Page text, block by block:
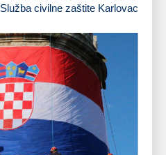
Služba civilne zaštite Karlovac